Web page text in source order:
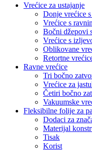
Vrećice za ustajanje
Donje vrećice
Vrećice s
Bočni džepovi
Vrećice s
Oblikovane
Retortne
Ravne vrećice
Tri bočno
Vrećice za
Četiri bočno
Vakuumske
Fleksibilne folije za
Dodaci za
Materijal
Tisak
Korist